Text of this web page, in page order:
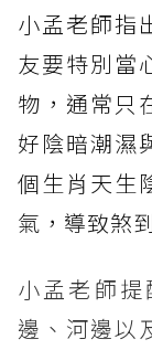
小孟老師指
友要特別當
物，通常只
好陰暗潮濕
個生肖天生
氣，導致煞
小孟老師
邊、河邊以